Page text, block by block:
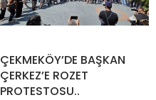
ÇEKMEKÖY’DE BAŞKAN
ÇERKEZ’E ROZET
PROTESTOSU..